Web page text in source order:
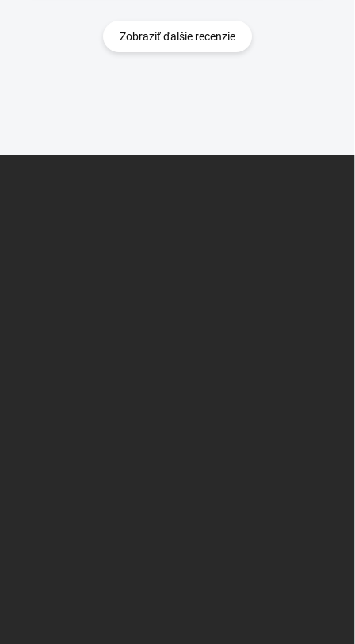
Zobraziť ďalšie recenzie